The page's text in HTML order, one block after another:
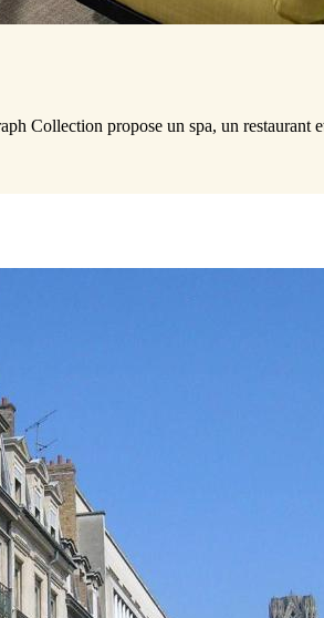
Collection propose un spa, un